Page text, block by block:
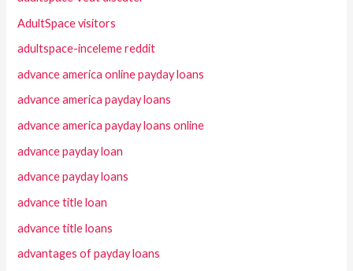
AdultSpace visitors
adultspace-inceleme reddit
advance america online payday loans
advance america payday loans
advance america payday loans online
advance payday loan
advance payday loans
advance title loan
advance title loans
advantages of payday loans